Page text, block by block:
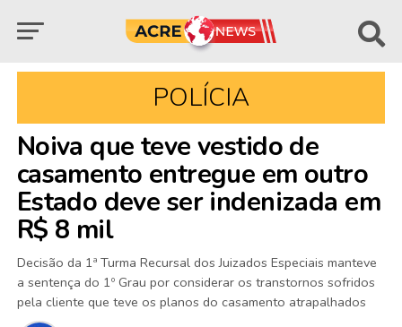
POLÍCIA
Noiva que teve vestido de
casamento entregue em outro
Estado deve ser indenizada em
R$ 8 mil
Decisão da 1ª Turma Recursal dos Juizados Especiais manteve
a sentença do 1º Grau por considerar os transtornos sofridos
pela cliente que teve os planos do casamento atrapalhados